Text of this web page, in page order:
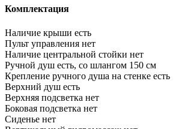
Комплектация
Наличие крыши есть
Пульт управления нет
Наличие центральной стойки нет
Ручной душ есть, со шлангом 150 см
Крепление ручного душа на стенке есть
Верхний душ есть
Верхняя подсветка нет
Боковая подсветка нет
Сиденье нет